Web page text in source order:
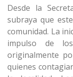
Desde la
subraya que
comunidad. La
impulso de
originalmente
quienes